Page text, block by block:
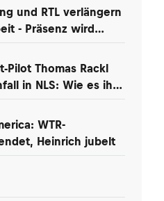
und RTL verlängern
- Präsenz wird
Pilot Thomas Rackl
in NLS: Wie es ihm
WTR-
Heinrich jubelt